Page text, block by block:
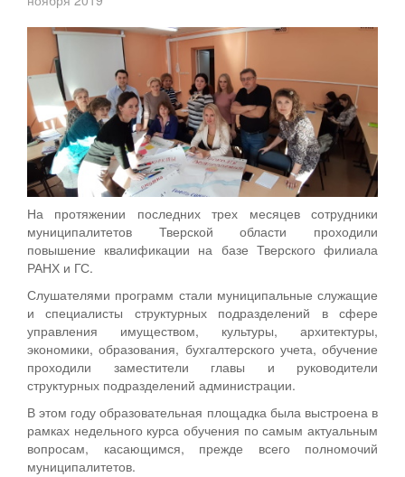
На протяжении последних трех месяцев сотрудники
муниципалитетов Тверской области проходили
повышение квалификации на базе Тверского филиала
РАНХ и ГС.
Слушателями программ стали муниципальные служащие
и специалисты структурных подразделений в сфере
управления имуществом, культуры, архитектуры,
экономики, образования, бухгалтерского учета, обучение
проходили заместители главы и руководители
структурных подразделений администрации.
В этом году образовательная площадка была выстроена в
рамках недельного курса обучения по самым актуальным
вопросам, касающимся, прежде всего полномочий
муниципалитетов.